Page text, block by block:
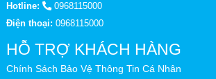
Hotline:
0968115000
Điện thoại: 0968115000
HỖ TRỢ KHÁCH HÀNG
Chính Sách Bảo Vệ Thông Tin Cá Nhân